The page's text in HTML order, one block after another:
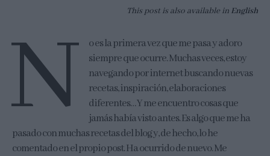
This post is also available in English
N
o es la primera vez que me pasa y adoro
siempre que ocurre. Muchas veces, estoy
navegando por internet buscando nuevas
recetas, inspiración, elaboraciones
diferentes… Y me encuentro cosas que
jamás había visto antes. Es algo que me ha
pasado con muchas recetas del blog y, de hecho, lo he
comentado en el propio post. Ha ocurrido de nuevo. Me